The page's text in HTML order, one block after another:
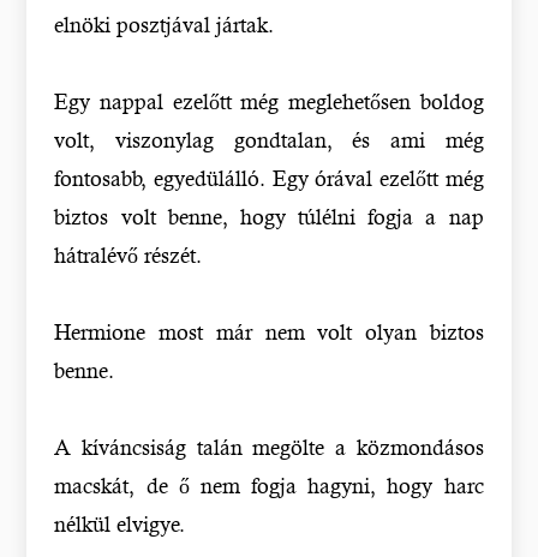
elnöki posztjával jártak.
Egy nappal ezelőtt még meglehetősen boldog
volt, viszonylag gondtalan, és ami még
fontosabb, egyedülálló. Egy órával ezelőtt még
biztos volt benne, hogy túlélni fogja a nap
hátralévő részét.
Hermione most már nem volt olyan biztos
benne.
A kíváncsiság talán megölte a közmondásos
macskát, de ő nem fogja hagyni, hogy harc
nélkül elvigye.